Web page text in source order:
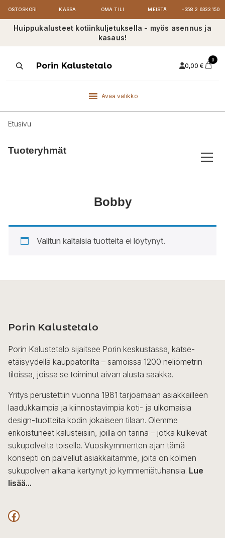
OSTOSKORI KASSA OMA TILI MEISTÄ +358 2 6333 150
Huippukalusteet kotiinkuljetuksella - myös asennus ja
kasaus!
ProductsPorin Kalustetalo 0,00 €
0
Avaa valikko
Etusivu
Tuoteryhmät
Bobby
Valitun kaltaisia tuotteita ei löytynyt.
Porin Kalustetalo
Porin Kalustetalo sijaitsee Porin keskustassa, katse-
etäisyydellä kauppatorilta – samoissa 1200 neliömetrin
tiloissa, joissa se toiminut aivan alusta saakka.
Yritys perustettiin vuonna 1981 tarjoamaan asiakkailleen
laadukkaimpia ja kiinnostavimpia koti- ja ulkomaisia
design-tuotteita kodin jokaiseen tilaan. Olemme
erikoistuneet kalusteisiin, joilla on tarina – jotka kulkevat
sukupolvelta toiselle. Vuosikymmenten ajan tämä
konsepti on palvellut asiakkaitamme, joita on kolmen
sukupolven aikana kertynyt jo kymmeniätuhansia. Lue
lisää...
F